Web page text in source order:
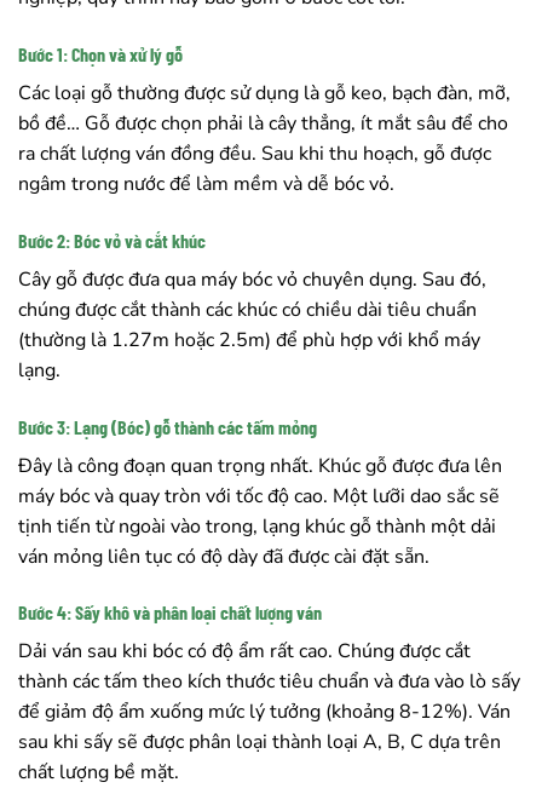
Bước 1: Chọn và xử lý gỗ
Các loại gỗ thường được sử dụng là gỗ keo, bạch đàn, mỡ,
bồ đề… Gỗ được chọn phải là cây thẳng, ít mắt sâu để cho
ra chất lượng ván đồng đều. Sau khi thu hoạch, gỗ được
ngâm trong nước để làm mềm và dễ bóc vỏ.
Bước 2: Bóc vỏ và cắt khúc
Cây gỗ được đưa qua máy bóc vỏ chuyên dụng. Sau đó,
chúng được cắt thành các khúc có chiều dài tiêu chuẩn
(thường là 1.27m hoặc 2.5m) để phù hợp với khổ máy
lạng.
Bước 3: Lạng (Bóc) gỗ thành các tấm mỏng
Đây là công đoạn quan trọng nhất. Khúc gỗ được đưa lên
máy bóc và quay tròn với tốc độ cao. Một lưỡi dao sắc sẽ
tịnh tiến từ ngoài vào trong, lạng khúc gỗ thành một dải
ván mỏng liên tục có độ dày đã được cài đặt sẵn.
Bước 4: Sấy khô và phân loại chất lượng ván
Dải ván sau khi bóc có độ ẩm rất cao. Chúng được cắt
thành các tấm theo kích thước tiêu chuẩn và đưa vào lò sấy
để giảm độ ẩm xuống mức lý tưởng (khoảng 8-12%). Ván
sau khi sấy sẽ được phân loại thành loại A, B, C dựa trên
chất lượng bề mặt.